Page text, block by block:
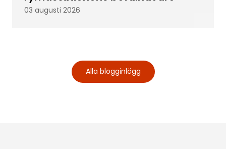
03 augusti 2026
Alla blogginlägg